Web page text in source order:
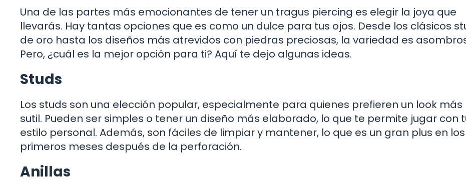
Una de las partes más emocionantes de tener un tragus piercing es elegir la joya que
llevarás. Hay tantas opciones que es como un dulce para tus ojos. Desde los clásicos
de oro hasta los diseños más atrevidos con piedras preciosas, la variedad es
Pero, ¿cuál es la mejor opción para ti? Aquí te dejo algunas ideas.
Studs
Los studs son una elección popular, especialmente para quienes prefieren un look más
sutil. Pueden ser simples o tener un diseño más elaborado, lo que te permite jugar con
estilo personal. Además, son fáciles de limpiar y mantener, lo que es un gran plus en los
primeros meses después de la perforación.
Anillas